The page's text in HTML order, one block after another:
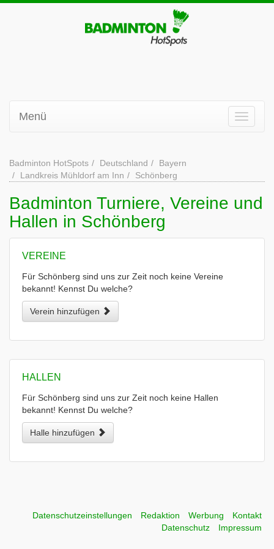
Menü
Badminton HotSpots Deutschland
Bayern
Landkreis Mühldorf am Inn
Schönberg
Badminton Turniere, Vereine und
Hallen in Schönberg
VEREINE
Für Schönberg sind uns zur Zeit noch keine Vereine
bekannt! Kennst Du welche?
Verein hinzufügen
HALLEN
Für Schönberg sind uns zur Zeit noch keine Hallen
bekannt! Kennst Du welche?
Halle hinzufügen
Datenschutzeinstellungen Redaktion Werbung
Kontakt
Datenschutz
Impressum